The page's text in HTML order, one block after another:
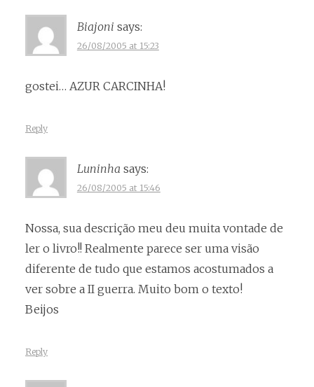
Biajoni says:
26/08/2005 at 15:23
gostei… AZUR CARCINHA!
Reply
Luninha says:
26/08/2005 at 15:46
Nossa, sua descrição meu deu muita vontade de
ler o livro!! Realmente parece ser uma visão
diferente de tudo que estamos acostumados a
ver sobre a II guerra. Muito bom o texto!
Beijos
Reply